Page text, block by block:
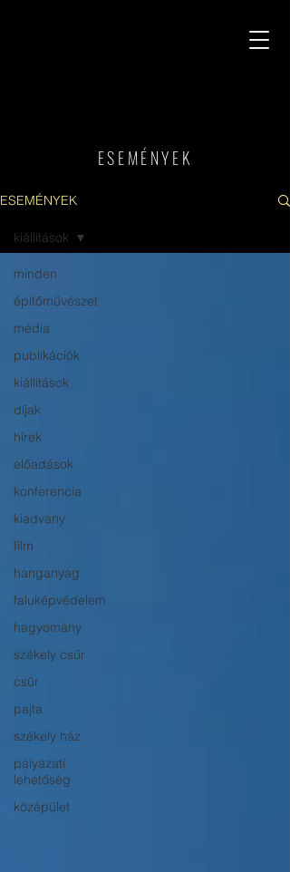
ESEMÉNYEK
ESEMÉNYEK
minden
építőművészet
média
publikációk
kiállítások
díjak
hírek
előadások
konferencia
kiadvány
film
hanganyag
faluképvédelem
hagyomány
székely csűr
csűr
pajta
székely ház
pályázati
lehetőség
középület
kiállítások